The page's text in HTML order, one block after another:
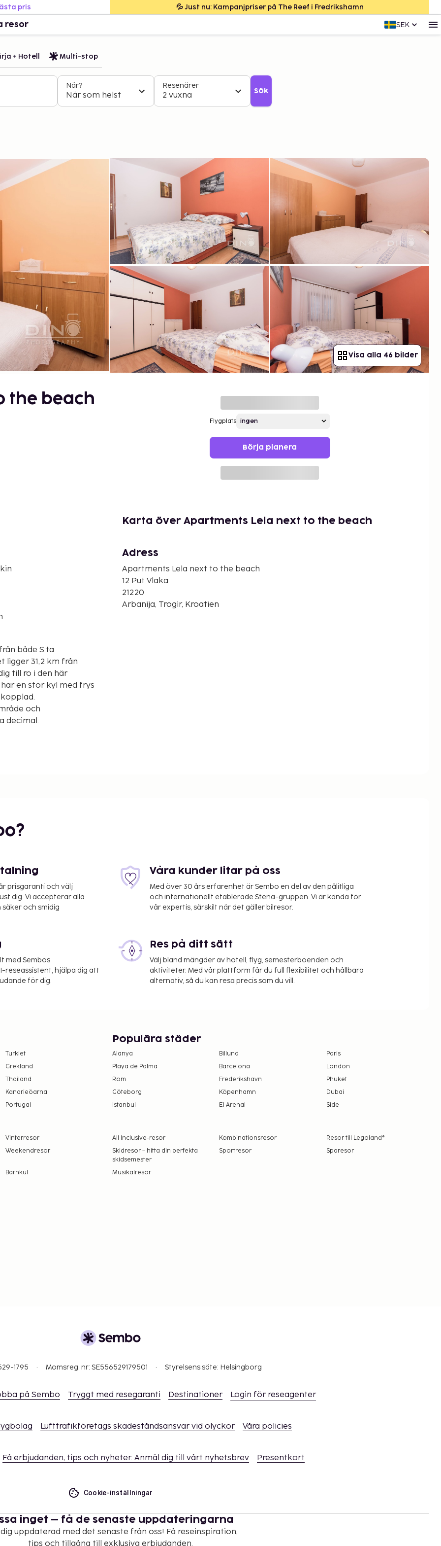
pris 💦 Just nu: Kampanjpriser på The Reef i Fredrikshamn
resor SEK
+ Hotell Multi-stop
När?
När som helst
Resenärer
2 vuxna Sök
Visa alla 46 bilder
the beach
Flygplats
Börja planera
både S:ta
till ro i den här
en stor kyl med frys
och
decimal.
från deras terrassen
från skatten
år. Skatten gäller inte
per person per natt
17 år. Skatten gäller
oss om.
Karta över Apartments Lela next to the beach
Adress
Apartments Lela next to the beach
12 Put Vlaka
21220
Arbanija, Trogir, Kroatien
prisgaranti och välj
dig. Vi accepterar alla
och smidig
Våra kunder litar på oss
Med över 30 års erfarenhet är Sembo en del av den pålitliga
och internationellt etablerade Stena-gruppen. Vi är kända för
vår expertis, särskilt när det gäller bilresor.
med Sembos
reseassistent, hjälpa dig att
för dig.
Res på ditt sätt
Välj bland mängder av hotell, flyg, semesterboenden och
aktiviteter. Med vår plattform får du full flexibilitet och hållbara
alternativ, så du kan resa precis som du vill.
Turkiet
Grekland
Thailand
Kanarieöarna
Portugal
Populära städer
Alanya Billund
Paris
Playa de Palma
Barcelona
London
Rom
Frederikshavn
Phuket
Göteborg
Köpenhamn
Dubai
Istanbul
El Arenal Side
Vinterresor All Inclusive-resor Kombinationsresor
Resor till Legoland®
Weekendresor
Skidresor – hitta din perfekta
skidsemester
Sportresor Sparesor
Barnkul Musikalresor
1795 Momsreg. nr: SE556529179501 Styrelsens säte: Helsingborg
på Sembo Tryggt med resegaranti Destinationer Login för reseagenter
Lufttrafikföretags skadeståndsansvar vid olyckor Våra policies
Få erbjudanden, tips och nyheter. Anmäl dig till vårt nyhetsbrev Presentkort
Cookie-inställningar
inget – få de senaste uppdateringarna
uppdaterad med det senaste från oss! Få reseinspiration,
tips och tillgång till exklusiva erbjudanden.